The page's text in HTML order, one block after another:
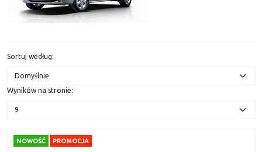
Sortuj według:
Wyników na stronie:
NOWOŚĆ PROMOCJA